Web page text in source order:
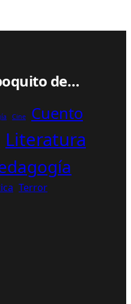
t
o
g
7
0
de…
Cine Cuento
Literatura
Terror